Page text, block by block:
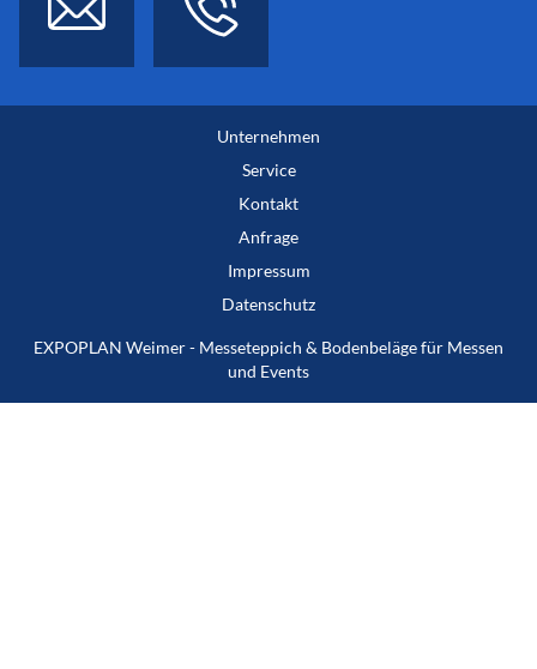
Unternehmen
Service
Kontakt
Anfrage
Impressum
Datenschutz
EXPOPLAN Weimer - Messeteppich & Bodenbeläge für Messen
und Events